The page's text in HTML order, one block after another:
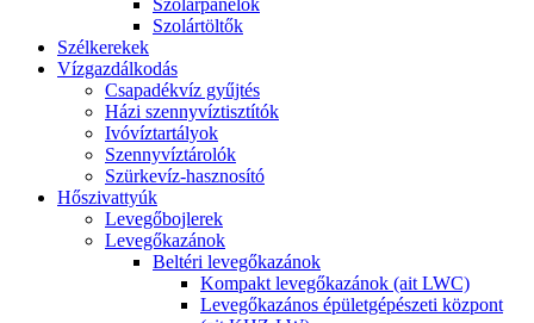
Szolárpanelok
Szolártöltők
Szélkerekek
Vízgazdálkodás
Csapadékvíz gyűjtés
Házi szennyvíztisztítók
Ivóvíztartályok
Szennyvíztárolók
Szürkevíz-hasznosító
Hőszivattyúk
Levegőbojlerek
Levegőkazánok
Beltéri levegőkazánok
Kompakt levegőkazánok (ait LWC)
Levegőkazános épületgépészeti központ